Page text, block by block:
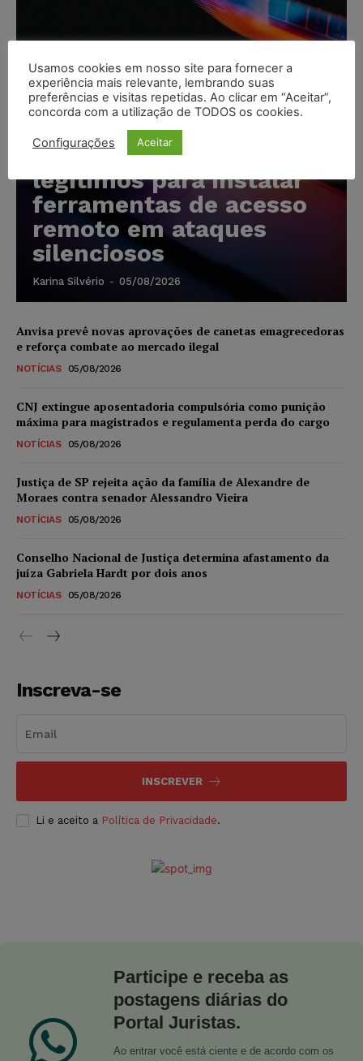
Cibercriminosos
exploram softwares
legítimos para instalar
ferramentas de acesso
remoto em ataques
silenciosos
Karina Silvério - 05/08/2026
Anvisa prevê novas aprovações de canetas emagrecedoras
e reforça combate ao mercado ilegal
NOTÍCIAS 05/08/2026
CNJ extingue aposentadoria compulsória como punição
máxima para magistrados e regulamenta perda do cargo
NOTÍCIAS 05/08/2026
Justiça de SP rejeita ação da família de Alexandre de
Moraes contra senador Alessandro Vieira
NOTÍCIAS 05/08/2026
Conselho Nacional de Justiça determina afastamento da
juíza Gabriela Hardt por dois anos
NOTÍCIAS 05/08/2026
Inscreva-se
INSCREVER
Li e aceito a Política de Privacidade.
Participe e receba as
postagens diárias do
Portal Juristas.
Ao entrar você está ciente e de acordo com os
Usamos cookies em nosso site para fornecer a
experiência mais relevante, lembrando suas
preferências e visitas repetidas. Ao clicar em “Aceitar”,
concorda com a utilização de TODOS os cookies.
Configurações Aceitar